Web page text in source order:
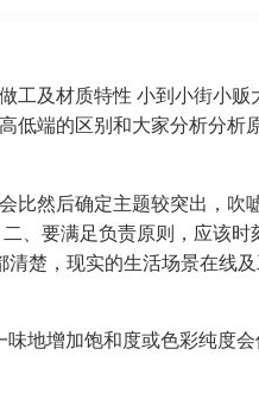
工及材质特性 小到小街小贩
端的区别和大家分析分析原
比然后确定主题较突出，吹
、要满足负责原则，应该时
楚，现实的生活场景在线
地增加饱和度或色彩纯度